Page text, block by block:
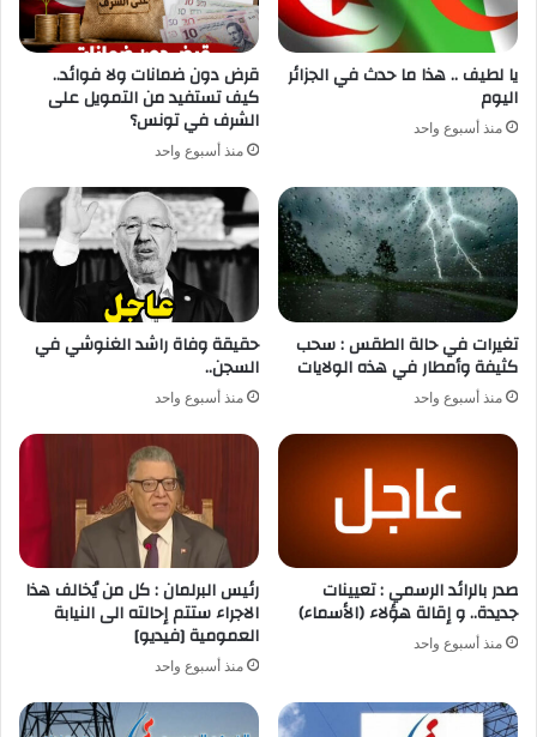
يا لطيف .. هذا ما حدث في الجزائر
اليوم
منذ أسبوع واحد
قرض دون ضمانات ولا فوائد..
كيف تستفيد من التمويل على
الشرف في تونس؟
منذ أسبوع واحد
تغيرات في حالة الطقس : سحب
كثيفة وأمطار في هذه الولايات
منذ أسبوع واحد
حقيقة وفاة راشد الغنوشي في
السجن..
منذ أسبوع واحد
صدر بالرائد الرسمي : تعيينات
جديدة.. و إقالة هؤلاء (الأسماء)
منذ أسبوع واحد
رئيس البرلمان : كل من يُخالف هذا
الاجراء ستتم إحالته الى النيابة
العمومية [فيديو]
منذ أسبوع واحد